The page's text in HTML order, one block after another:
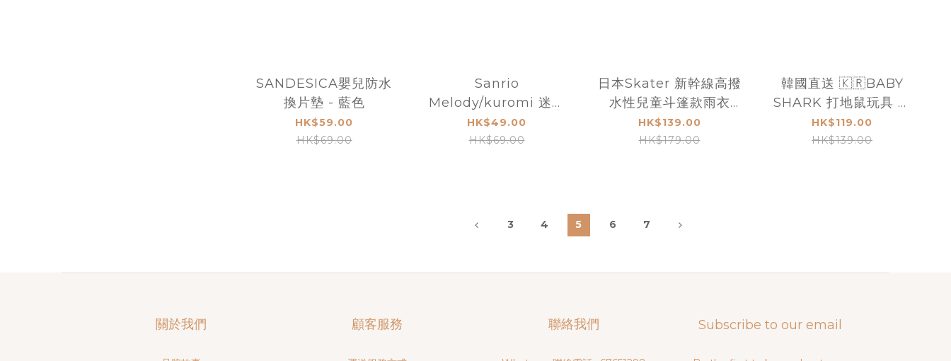
SANDESICA嬰兒防水
換片墊 - 藍色
HK$59.00
HK$69.00
Sanrio
Melody/kuromi 迷你
煮飯仔套裝連糖果
HK$49.00
HK$69.00
日本Skater 新幹線高撥
水性兒童斗篷款雨衣
80-100cm
HK$139.00
HK$179.00
韓國直送 🇰🇷BABY
SHARK 打地鼠玩具 顏
色隨機
HK$119.00
HK$139.00
3 4 5 6 7
關於我們 顧客服務 聯絡我們 Subscribe to our email